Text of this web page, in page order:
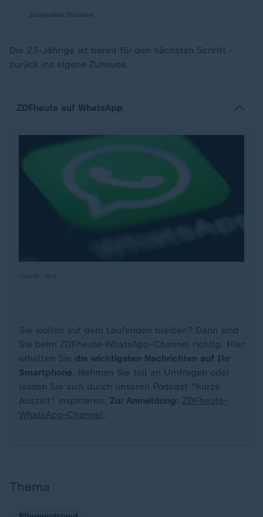
Die 23-Jährige ist bereit für den nächsten Schritt -
zurück ins eigene Zuhause.
ZDFheute auf WhatsApp
Sie wollen auf dem Laufenden bleiben? Dann sind
Sie beim ZDFheute-WhatsApp-Channel richtig. Hier
erhalten Sie die wichtigsten Nachrichten auf Ihr
Smartphone. Nehmen Sie teil an Umfragen oder
lassen Sie sich durch unseren Podcast "Kurze
Auszeit" inspirieren. Zur Anmeldung : ZDFheute-
WhatsApp-Channel.
Thema